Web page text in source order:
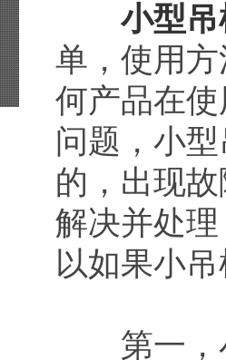
小型吊
单，使用
何产品在
问题，小
的，出现
解决并处
以如果小
第一，小